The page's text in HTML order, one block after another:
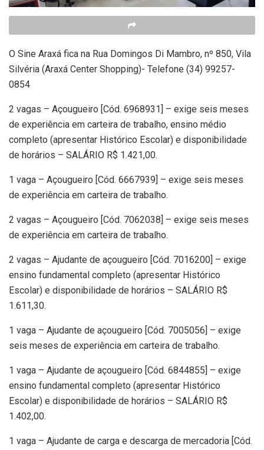
O Sine Araxá fica na Rua Domingos Di Mambro, nº 850, Vila
Silvéria (Araxá Center Shopping)- Telefone (34) 99257-
0854
2 vagas – Açougueiro [Cód. 6968931] – exige seis meses
de experiência em carteira de trabalho, ensino médio
completo (apresentar Histórico Escolar) e disponibilidade
de horários – SALÁRIO R$ 1.421,00.
1 vaga – Açougueiro [Cód. 6667939] – exige seis meses
de experiência em carteira de trabalho.
2 vagas – Açougueiro [Cód. 7062038] – exige seis meses
de experiência em carteira de trabalho.
2 vagas – Ajudante de açougueiro [Cód. 7016200] – exige
ensino fundamental completo (apresentar Histórico
Escolar) e disponibilidade de horários – SALÁRIO R$
1.611,30.
1 vaga – Ajudante de açougueiro [Cód. 7005056] – exige
seis meses de experiência em carteira de trabalho.
1 vaga – Ajudante de açougueiro [Cód. 6844855] – exige
ensino fundamental completo (apresentar Histórico
Escolar) e disponibilidade de horários – SALÁRIO R$
1.402,00.
1 vaga – Ajudante de carga e descarga de mercadoria [Cód.